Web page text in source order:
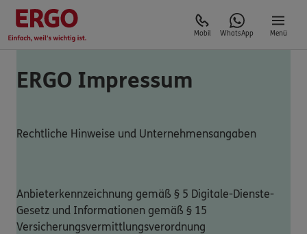
Mobil WhatsApp Menü
ERGO Impressum
Rechtliche Hinweise und Unternehmensangaben
Anbieterkennzeichnung gemäß § 5 Digitale-Dienste-
Gesetz und Informationen gemäß § 15
Versicherungsvermittlungsverordnung